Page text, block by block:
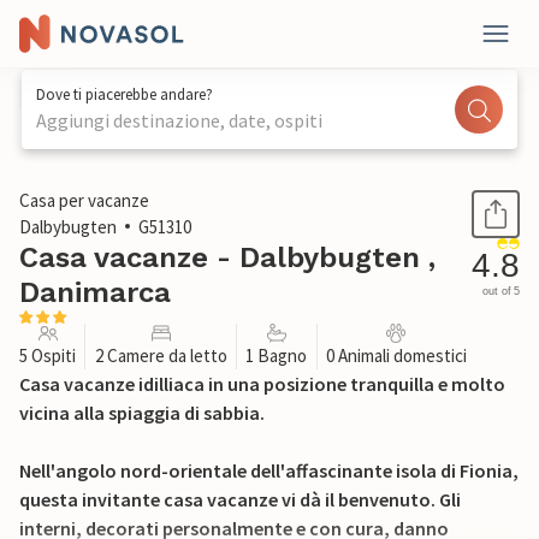
Dove ti piacerebbe andare?
Aggiungi destinazione, date, ospiti
1 / 27
Casa per vacanze
Dalbybugten
G51310
Casa vacanze - Dalbybugten ,
Danimarca
4.8
out of 5
5 Ospiti 2 Camere da letto 1 Bagno 0 Animali domestici
Casa vacanze idilliaca in una posizione tranquilla e molto
vicina alla spiaggia di sabbia.
Nell'angolo nord-orientale dell'affascinante isola di Fionia,
questa invitante casa vacanze vi dà il benvenuto. Gli
interni, decorati personalmente e con cura, danno